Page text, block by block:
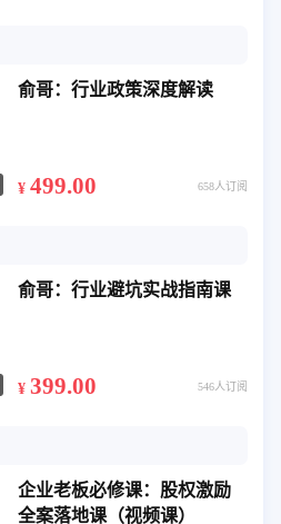
俞哥：行业政策深度解读
¥ 499.00 658人订阅
俞哥：行业避坑实战指南课
¥ 399.00 546人订阅
企业老板必修课：股权激励
全案落地课（视频课）